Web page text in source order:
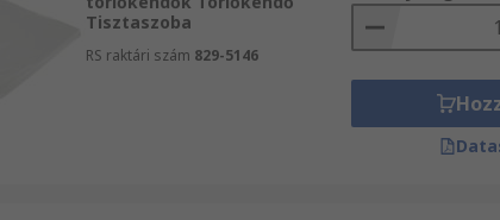
Tisztaszoba
RS raktári szám 829-5146